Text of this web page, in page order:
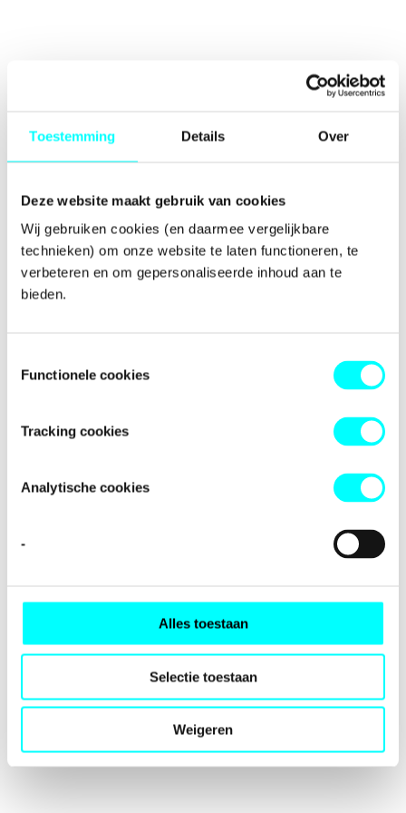
Toestemming Details Over
Deze website maakt gebruik van cookies
Wij gebruiken cookies (en daarmee vergelijkbare
technieken) om onze website te laten functioneren, te
verbeteren en om gepersonaliseerde inhoud aan te
bieden.
Functionele cookies
Tracking cookies
Analytische cookies
-
Alles toestaan
Selectie toestaan
Weigeren
-side exception has occurred while
browser consolefor